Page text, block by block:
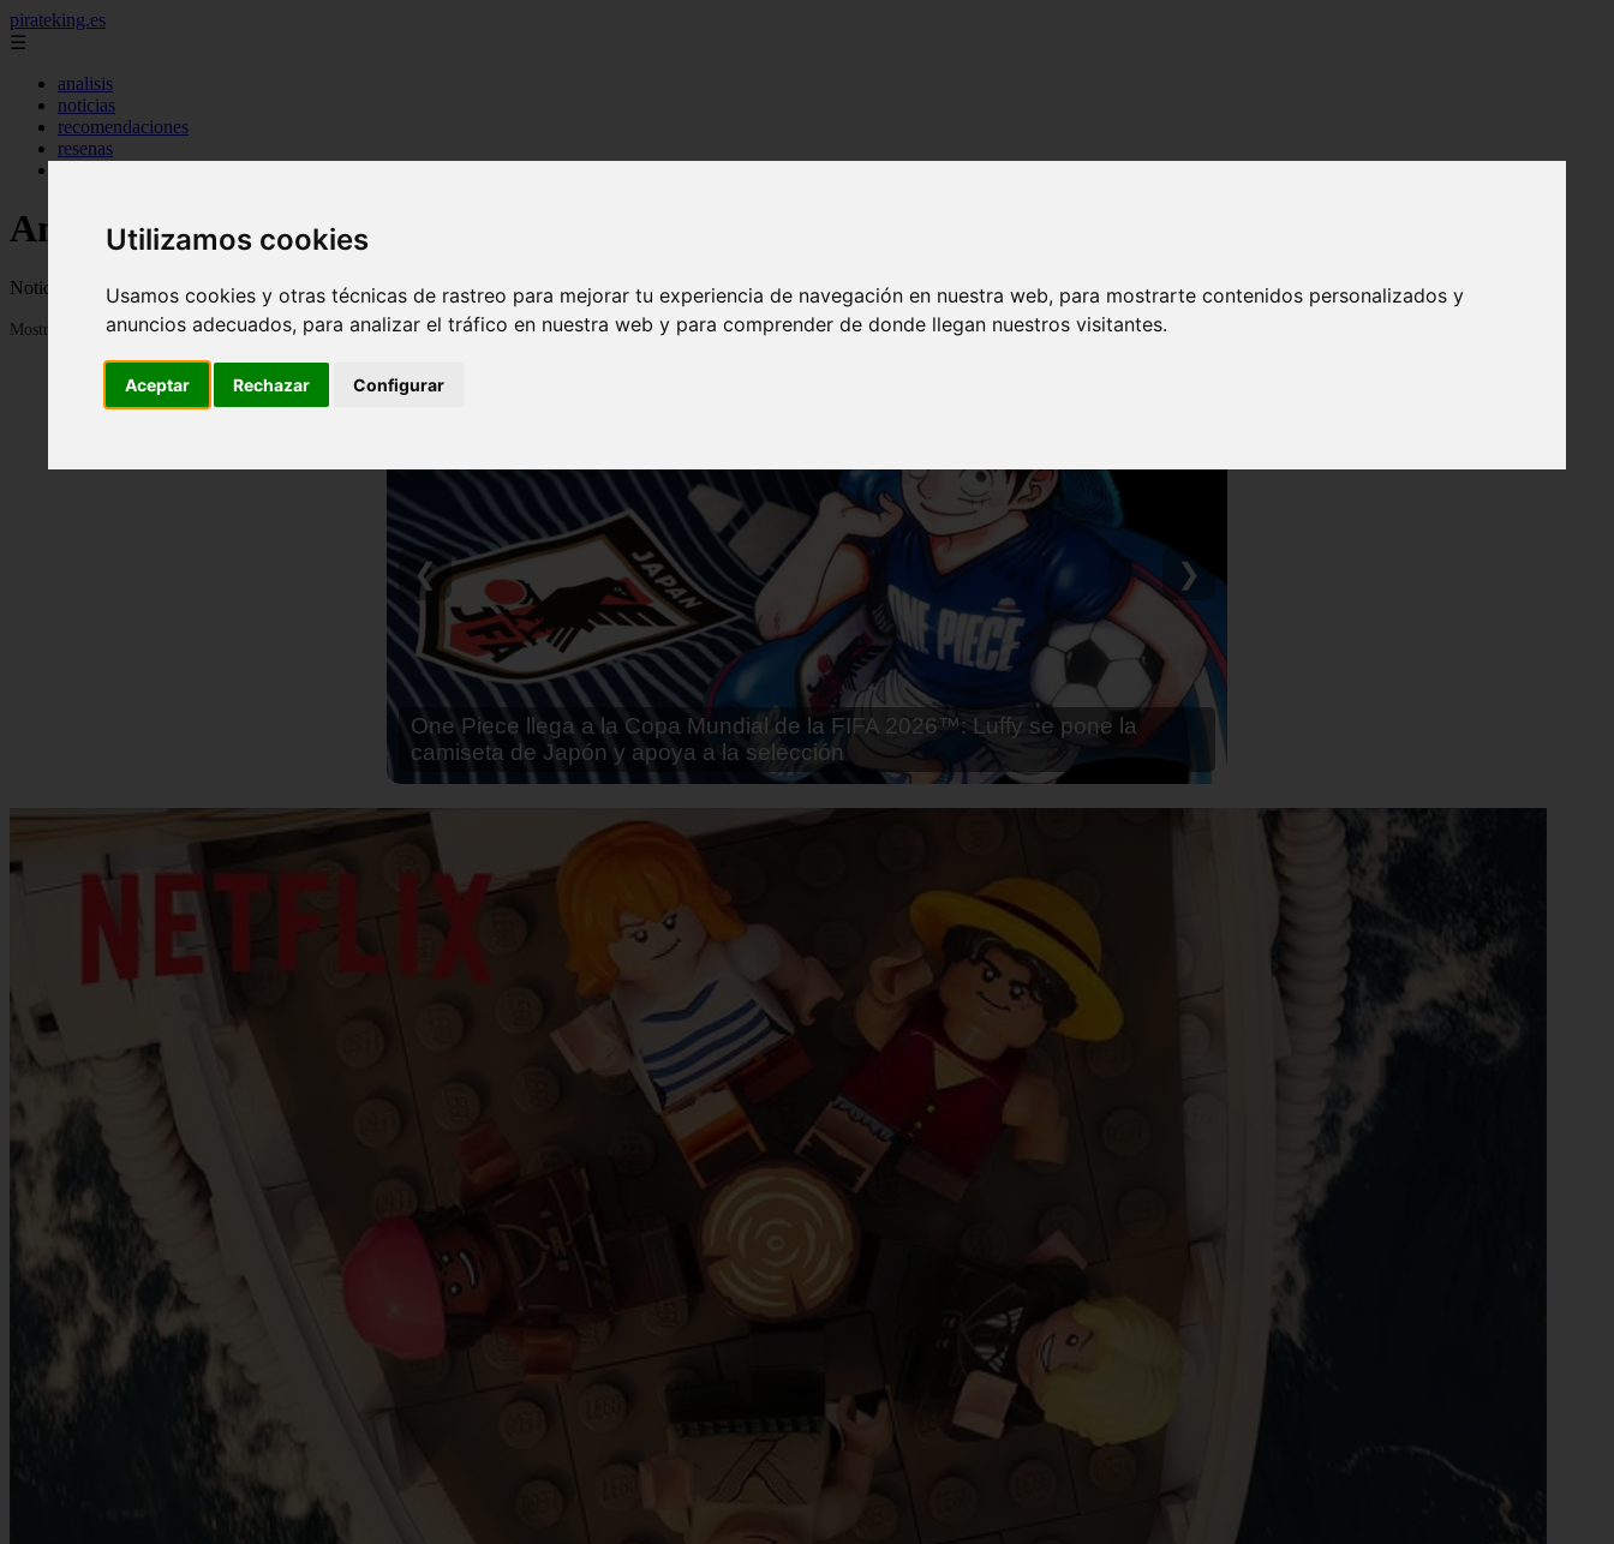
Utilizamos cookies
Usamos cookies y otras técnicas de rastreo para mejorar tu experiencia de navegación en nuestra web, para mostrarte contenidos personalizados y
anuncios adecuados, para analizar el tráfico en nuestra web y para comprender de donde llegan nuestros visitantes.
Aceptar Rechazar Configurar
pirateking.es
☰
analisis
noticias
recomendaciones
resenas
Anime en Español
Noticias, novedades, fanfics, trailers, videos, avances y todo sobre anime en español
Mostrando 1 - 24 de 231 artículos
Reseña Hentai - Kuroinu: Kedakaki Seijo wa Hakudaku ni Somaru - Anime en
Español
❮ ❯